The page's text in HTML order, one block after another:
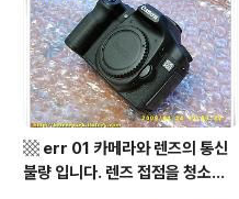
영역 외국어영역 전문 해석, Engli
sh to Korean translation
▩ err 01 카메라와 렌즈의 통신
불량 입니다. 렌즈 접점을 청소하